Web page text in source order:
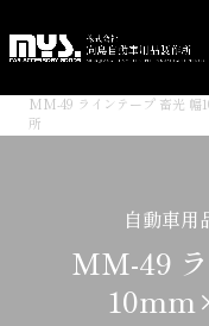
MM-49 ラインテープ 畜光 幅
所
自動車
MM-49